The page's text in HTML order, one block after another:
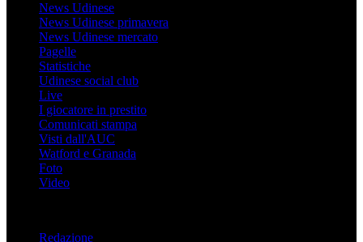
News Udinese
News Udinese primavera
News Udinese mercato
Pagelle
Statistiche
Udinese social club
Live
I giocatore in prestito
Comunicati stampa
Visti dall'AUC
Watford e Granada
Foto
Video
Redazione